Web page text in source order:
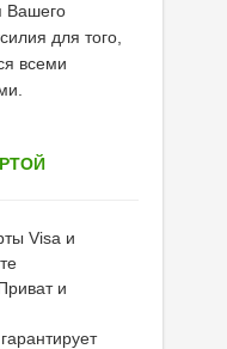
Вашего
для того,
всеми
Visa и
и